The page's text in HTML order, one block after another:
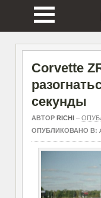
Corvette
секунды
АВТОР RICHI–
ОПУБЛИКОВАНО В: